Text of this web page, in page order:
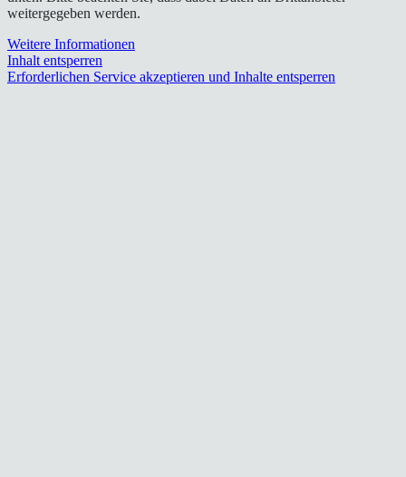
weitergegeben werden.
Weitere Informationen
Inhalt entsperren
Erforderlichen Service akzeptieren und Inhalte entsperren